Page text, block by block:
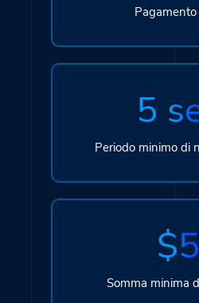
5
Periodo minimo di
$5
Somma minima